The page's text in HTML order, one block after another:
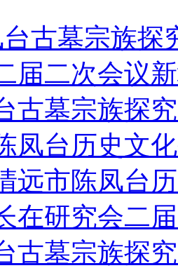
台古墓宗族
届二次会议
古墓宗族探
凤台历史文
远市陈凤台
在研究会二
古墓宗族探